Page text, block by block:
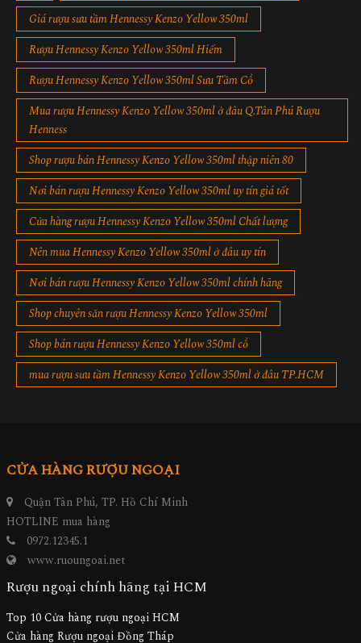
Giá rượu sưu tầm Hennessy Kenzo Yellow 350ml
Rượu Hennessy Kenzo Yellow 350ml Hiếm
Rượu Hennessy Kenzo Yellow 350ml Sưu Tầm Cổ
Mua rượu Hennessy Kenzo Yellow 350ml ở đâu Q.Tân Phú Rượu
Henness
Shop rượu bán Hennessy Kenzo Yellow 350ml thập niên 80
Nơi bán rượu Hennessy Kenzo Yellow 350ml uy tín giá tốt
Cửa hàng rượu Hennessy Kenzo Yellow 350ml Chất lượng
Nên mua Hennessy Kenzo Yellow 350ml ở đâu uy tín
Nơi bán rượu Hennessy Kenzo Yellow 350ml chính hãng
Shop chuyên săn rượu Hennessy Kenzo Yellow 350ml
Shop bán rượu Hennessy Kenzo Yellow 350ml cổ
mua rượu sưu tầm Hennessy Kenzo Yellow 350ml ở đâu TP.HCM
CỬA HÀNG RƯỢU NGOẠI
Quận Tân Phú, TP. Hồ Chí Minh
HOTLINE mua hàng
0972.12345.1
www.ruoungoai.net
Rượu ngoại chính hãng tại HCM
Top 10 Cửa hàng rượu ngoại HCM
Cửa hàng Rượu ngoại Đồng Tháp